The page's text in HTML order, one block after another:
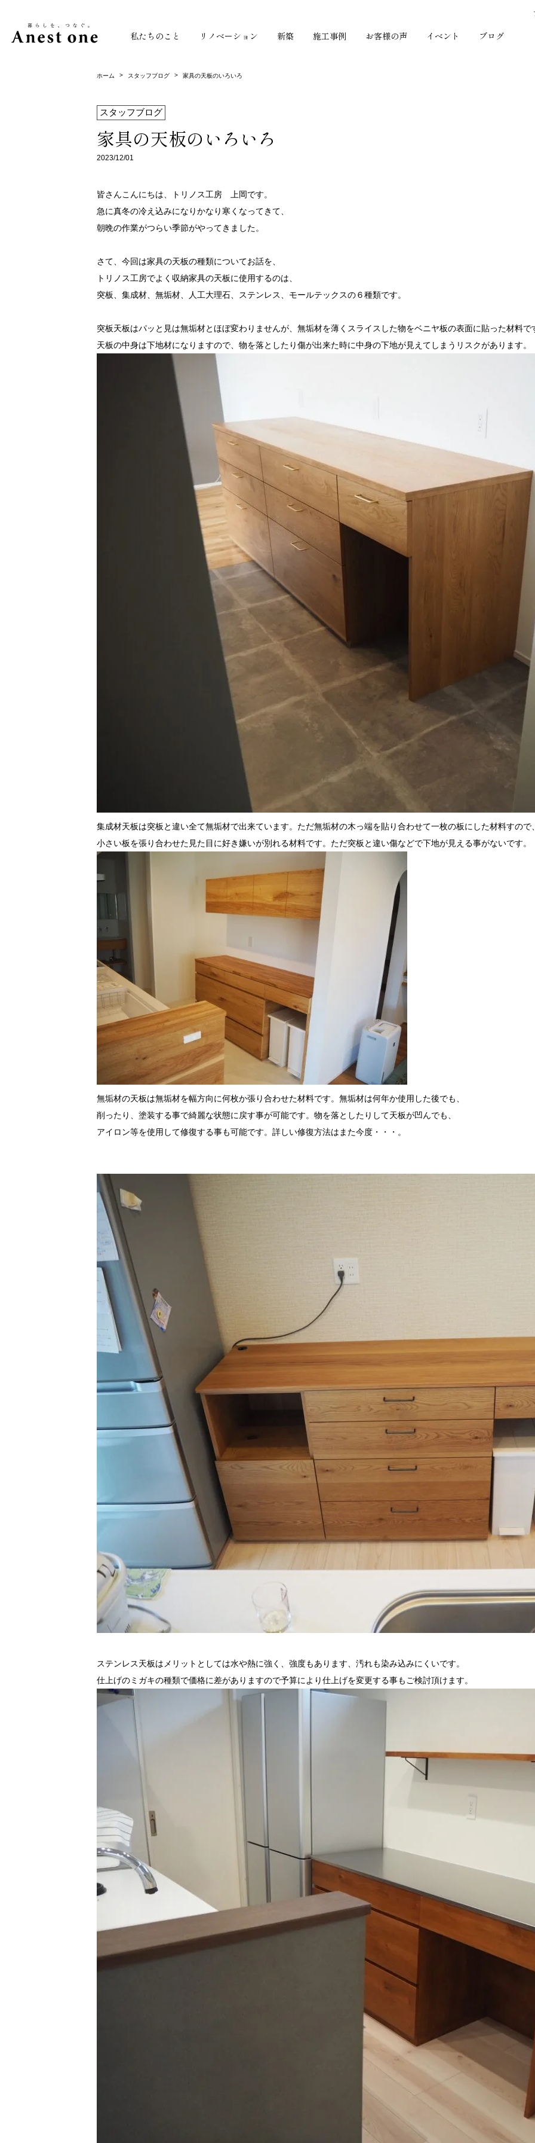
私たちのこと リノベーション 新築 施工事例 お客様の声 イベント ブログ
ホーム > スタッフブログ > 家具の天板のいろいろ
スタッフブログ
家具の天板のいろいろ
2023/12/01
皆さんこんにちは、トリノス工房 上岡です。
急に真冬の冷え込みになりかなり寒くなってきて、
朝晩の作業がつらい季節がやってきました。
さて、今回は家具の天板の種類についてお話を、
トリノス工房でよく収納家具の天板に使用するのは、
突板、集成材、無垢材、人工大理石、ステンレス、モールテックスの６種類です。
突板天板はパッと見は無垢材とほぼ変わりませんが、無垢材を薄くスライスした物をベニヤ板の表面に貼った材料で
天板の中身は下地材になりますので、物を落としたり傷が出来た時に中身の下地が見えてしまうリスクがあります。
集成材天板は突板と違い全て無垢材で出来ています。ただ無垢材の木っ端を貼り合わせて一枚の板にした材料すので
小さい板を張り合わせた見た目に好き嫌いが別れる材料です。ただ突板と違い傷などで下地が見える事がないです。
無垢材の天板は無垢材を幅方向に何枚か張り合わせた材料です。無垢材は何年か使用した後でも、
削ったり、塗装する事で綺麗な状態に戻す事が可能です。物を落としたりして天板が凹んでも、
アイロン等を使用して修復する事も可能です。詳しい修復方法はまた今度・・・。
ステンレス天板はメリットとしては水や熱に強く、強度もあります、汚れも染み込みにくいです。
仕上げのミガキの種類で価格に差がありますので予算により仕上げを変更する事もご検討頂けます。